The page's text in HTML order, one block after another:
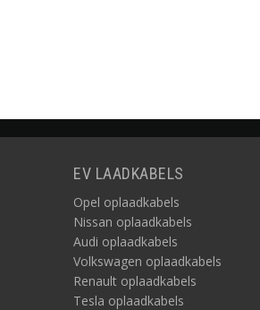
EV LAADKABELS
Opel oplaadkabels
Nissan oplaadkabels
Audi oplaadkabels
Volkswagen oplaadkabels
Renault oplaadkabels
Tesla oplaadkabels